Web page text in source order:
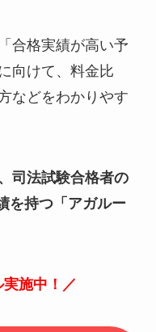
合格実績が高い予
向けて、料金比
などをわかりやす
司法試験合格者の
を持つ「アガルー
施中！／